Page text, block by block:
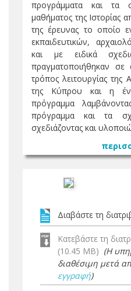
προγράμματα και τα
μαθήματος της Ιστορίας
της έρευνας το οποίο
εκπαιδευτικών,
και με ειδικά
πραγματοποιήθηκαν σε
τρόπος λειτουργίας της
της Κύπρου και η
πρόγραμμα
πρόγραμμα και τα
σχεδιάζοντας και
Διαβάστε τη
Κατεβάστε τη
(10.45 MB) (Η
διαθέσιμη μετά
εγγραφή)